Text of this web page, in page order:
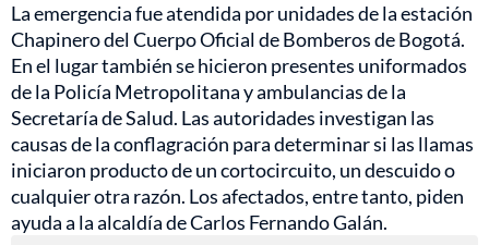
La emergencia fue atendida por unidades de la estación
Chapinero del Cuerpo Oficial de Bomberos de Bogotá.
En el lugar también se hicieron presentes uniformados
de la Policía Metropolitana y ambulancias de la
Secretaría de Salud. Las autoridades investigan las
causas de la conflagración para determinar si las llamas
iniciaron producto de un cortocircuito, un descuido o
cualquier otra razón. Los afectados, entre tanto, piden
ayuda a la alcaldía de Carlos Fernando Galán.